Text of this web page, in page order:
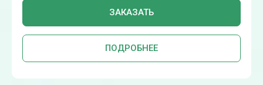
ЗАКАЗАТЬ
ПОДРОБНЕЕ